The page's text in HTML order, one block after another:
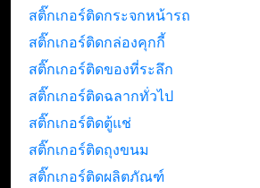
สติ๊กเกอร์ติดกระจกหน้ารถ
สติ๊กเกอร์ติดกล่องคุกกี้
สติ๊กเกอร์ติดของที่ระลึก
สติ๊กเกอร์ติดฉลากทั่วไป
สติ๊กเกอร์ติดตู้แช่
สติ๊กเกอร์ติดถุงขนม
สติ๊กเกอร์ติดผลิตภัณฑ์